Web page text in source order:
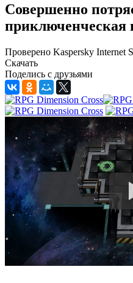
Совершенно
приключенческая
Проверено Kaspersky Internet
Скачать
Поделись с друзьями